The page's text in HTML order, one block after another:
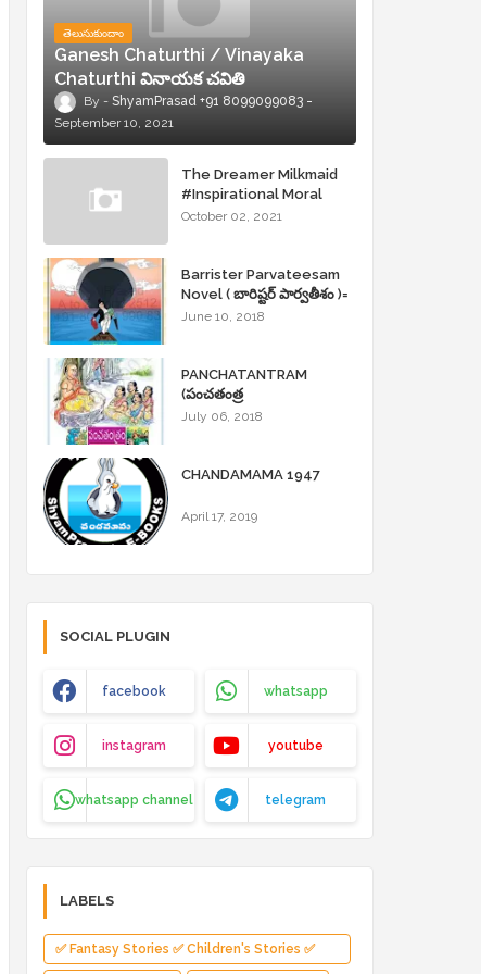
తెలుసుకుందాం
Ganesh Chaturthi / Vinayaka
Chaturthi వినాయక చవితి
ShyamPrasad +91 8099099083
September 10, 2021
The Dreamer Milkmaid
#Inspirational Moral
Stories
October 02, 2021
Barrister Parvateesam
Novel ( బారిష్టర్ పార్వతీశం )=
ShyamPrasad =
June 10, 2018
PANCHATANTRAM
(పంచతంత్ర
కథలు)Andhrajyothy
July 06, 2018
CHANDAMAMA 1947
April 17, 2019
SOCIAL PLUGIN
facebook whatsapp
instagram youtube
whatsapp channel telegram
LABELS
✅ Fantasy Stories ✅ Children's Stories ✅